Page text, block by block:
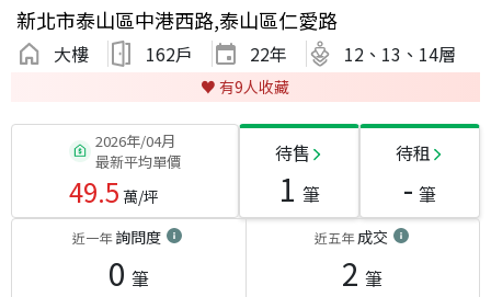
新北市泰山區中港西路,泰山區仁愛路
大樓 162戶 22年 12、13、14層
♥️ 有9人收藏
2026年/04月
最新平均單價
49.5 萬/坪
待售
1 筆
待租
- 筆
近一年詢問度
0 筆
近五年成交
2 筆